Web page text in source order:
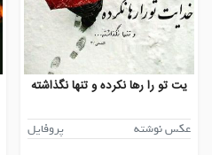
یت تو را رها نکرده و تنها نگذاشته
عکس نوشته
پروفایل